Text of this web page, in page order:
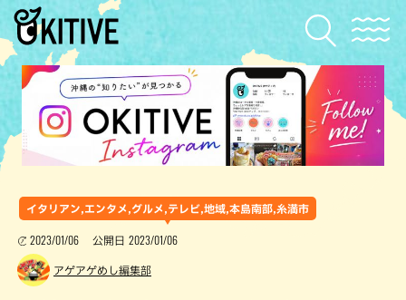
イタリアン,エンタメ,グルメ,テレビ,地域,本島南部,糸満市
2023/01/06 公開日 2023/01/06
アゲアゲめし編集部